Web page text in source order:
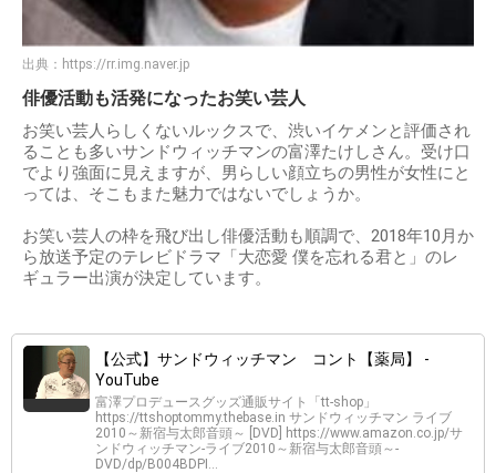
出典： https://rr.img.naver.jp
俳優活動も活発になったお笑い芸人
お笑い芸人らしくないルックスで、渋いイケメンと評価され
ることも多いサンドウィッチマンの富澤たけしさん。受け口
でより強面に見えますが、男らしい顔立ちの男性が女性にと
っては、そこもまた魅力ではないでしょうか。
お笑い芸人の枠を飛び出し俳優活動も順調で、2018年10月か
ら放送予定のテレビドラマ「大恋愛 僕を忘れる君と」のレ
ギュラー出演が決定しています。
【公式】サンドウィッチマン コント【薬局】 -
YouTube
富澤プロデュースグッズ通販サイト「tt-shop」
https://ttshoptommy.thebase.in サンドウィッチマン ライブ
2010～新宿与太郎音頭～ [DVD] https://www.amazon.co.jp/サ
ンドウィッチマン-ライブ2010～新宿与太郎音頭～-
DVD/dp/B004BDPI...